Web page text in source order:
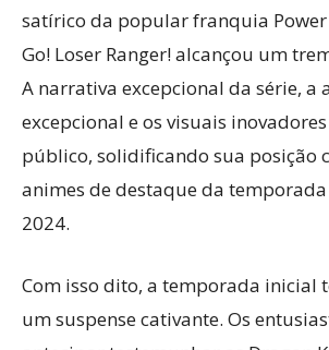
satírico da popular franquia Power
Go! Loser Ranger! alcançou um
A narrativa excepcional da série, a
excepcional e os visuais
público, solidificando sua posição
animes de destaque da
2024.
Com isso dito, a temporada inicial
um suspense cativante. Os